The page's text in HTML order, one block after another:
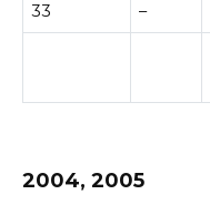
33 –
2004, 2005